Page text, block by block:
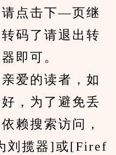
点击下—页继
码了请退出转
即可。
的读者，如
，为了避免丢
赖搜索访问，
刘揽器]或[Firef